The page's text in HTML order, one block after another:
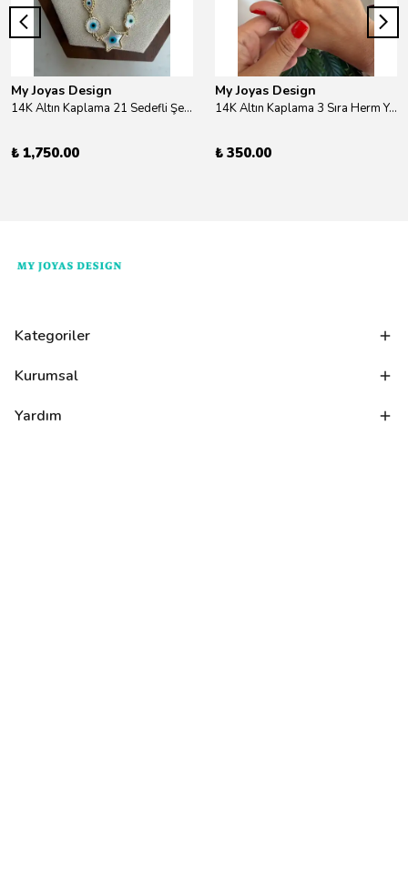
My Joyas Design
14K Altın Kaplama 21 Sedefli Şekiller Kolye 46cm
₺ 1,750.00
My Joyas Design
14K Altın Kaplama 3 Sıra Herm Yüzük Gold
₺ 350.00
Kategoriler
Kurumsal
Yardım